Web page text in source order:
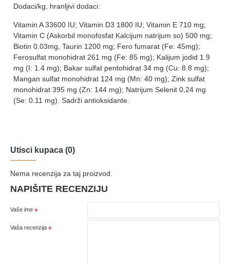
Dodaci/kg, hranljivi dodaci:
Vitamin A 33600 IU; Vitamin D3 1800 IU; Vitamin E 710 mg;
Vitamin C (Askorbil monofosfat Kalcijum natrijum so) 500 mg;
Biotin 0.03mg, Taurin 1200 mg; Fero fumarat (Fe: 45mg);
Ferosulfat monohidrat 261 mg (Fe: 85 mg); Kalijum jodid 1.9
mg (I: 1.4 mg); Bakar sulfat pentohidrat 34 mg (Cu: 8.8 mg);
Mangan sulfat monohidrat 124 mg (Mn: 40 mg); Zink sulfat
monohidrat 395 mg (Zn: 144 mg); Natrijum Selenit 0,24 mg
(Se: 0.11 mg). Sadrži antioksidante.
Utisci kupaca (0)
Nema recenzija za taj proizvod.
NAPIŠITE RECENZIJU
Vaše ime
Vaša recenzija